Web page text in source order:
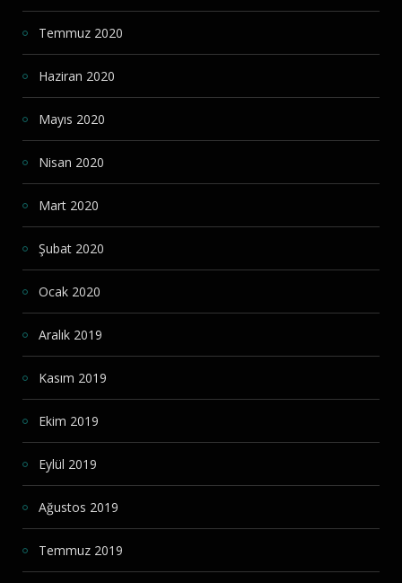
Temmuz 2020
Haziran 2020
Mayıs 2020
Nisan 2020
Mart 2020
Şubat 2020
Ocak 2020
Aralık 2019
Kasım 2019
Ekim 2019
Eylül 2019
Ağustos 2019
Temmuz 2019